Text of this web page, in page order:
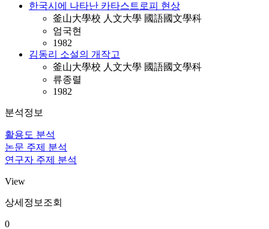
한국시에 나타난 카타스트로피 현상
釜山大學校 人文大學 國語國文學科
엄국현
1982
김동리 소설의 개작고
釜山大學校 人文大學 國語國文學科
류종렬
1982
분석정보
활용도 분석
논문 주제 분석
연구자 주제 분석
View
상세정보조회
0